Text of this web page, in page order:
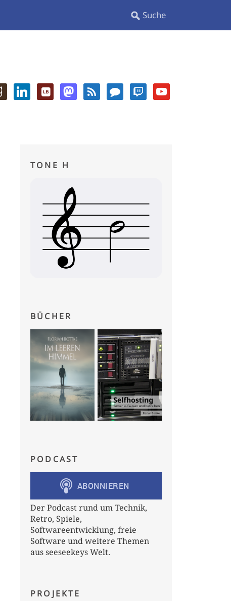
TONE H
BÜCHER
PODCAST
Der Podcast rund um Technik,
Retro, Spiele,
Softwareentwicklung, freie
Software und weitere Themen
aus seeseekeys Welt.
PROJEKTE